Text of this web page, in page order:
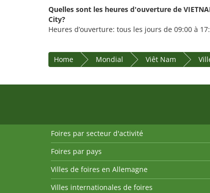
Quelles sont les heures d'ouverture de
City?
Heures d’ouverture: tous les jours de 09:00 à
Home Mondial Viêt Nam
Foires par secteur d'activité
Foires par pays
Villes de foires en Allemagne
Villes internationales de foires